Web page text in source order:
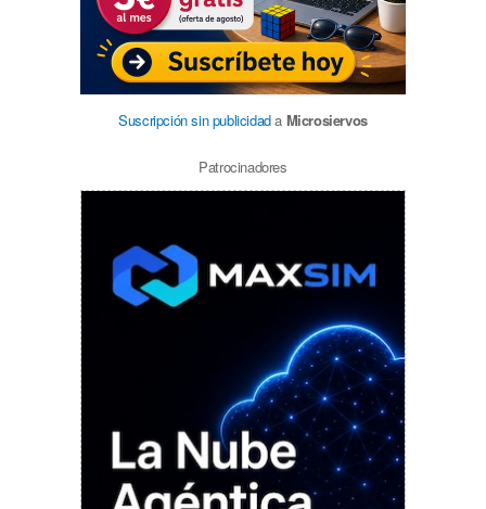
Suscripción sin publicidada Microsiervos
Patrocinadores